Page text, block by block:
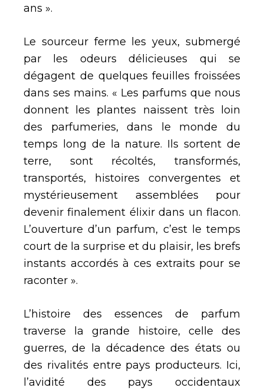
ans ».
Le sourceur ferme les yeux, submergé
par les odeurs délicieuses qui se
dégagent de quelques feuilles froissées
dans ses mains. « Les parfums que nous
donnent les plantes naissent très loin
des parfumeries, dans le monde du
temps long de la nature. Ils sortent de
terre, sont récoltés, transformés,
transportés, histoires convergentes et
mystérieusement assemblées pour
devenir finalement élixir dans un flacon.
L’ouverture d’un parfum, c’est le temps
court de la surprise et du plaisir, les brefs
instants accordés à ces extraits pour se
raconter ».
L’histoire des essences de parfum
traverse la grande histoire, celle des
guerres, de la décadence des états ou
des rivalités entre pays producteurs. Ici,
l’avidité des pays occidentaux